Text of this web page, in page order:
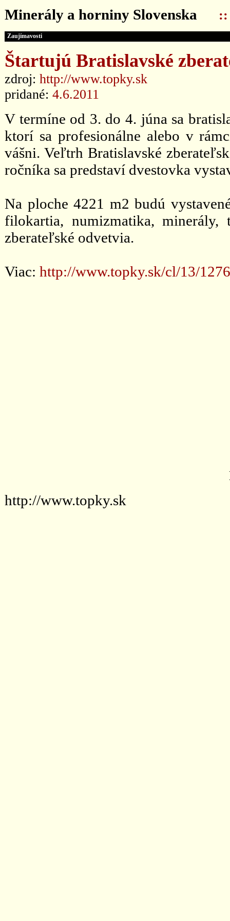
Minerály a horniny Slovenska ::
Zaujímavosti
Štartujú Bratislavské
zdroj: http://www.topky.sk
pridané: 4.6.2011
V termíne od 3. do 4. júna sa
ktorí sa profesionálne alebo v
vášni. Veľtrh Bratislavské
ročníka sa predstaví dvestovka
Na ploche 4221 m2 budú
filokartia, numizmatika, minerály,
zberateľské odvetvia.
Viac: http://www.topky.sk/cl/13/
http://www.topky.sk